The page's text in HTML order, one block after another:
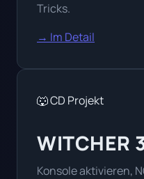
Tricks.
→ Im Detail
🐺 CD Projekt
WITCHER
Konsole aktivieren,